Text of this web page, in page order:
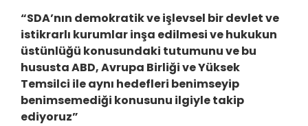
“SDA’nın demokratik ve işlevsel bir devlet ve
istikrarlı kurumlar inşa edilmesi ve hukukun
üstünlüğü konusundaki tutumunu ve bu
hususta ABD, Avrupa Birliği ve Yüksek
Temsilci ile aynı hedefleri benimseyip
benimsemediği konusunu ilgiyle takip
ediyoruz”